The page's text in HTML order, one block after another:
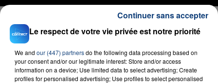
FIL D'ACTU
Le respect de votre vie privée est notre priorité
We and our (447) partnersdo the following data processing based on
your consent and/or our legitimate interest: Store and/or access
information on a device; Use limited data to select advertising; Create
profiles for personalised advertising; Use profiles to select personalised
Continuer sans accepter